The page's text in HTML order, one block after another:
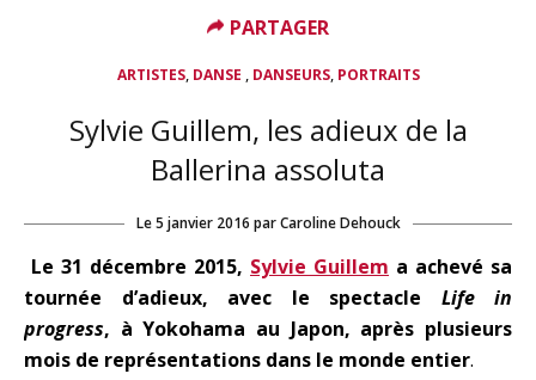
ARTISTES, DANSE , DANSEURS, PORTRAITS
Sylvie Guillem, les adieux de la
Ballerina assoluta
Le5 janvier 2016 par Caroline Dehouck
Le 31 décembre 2015, Sylvie Guillem a achevé sa
tournée d’adieux, avec le spectacle Life in
progress, à Yokohama au Japon, après plusieurs
mois de représentations dans le monde entier.
PARTAGER